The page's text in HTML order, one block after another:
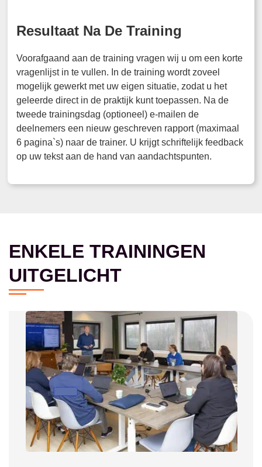
Resultaat Na De Training
Voorafgaand aan de training vragen wij u om een korte
vragenlijst in te vullen. In de training wordt zoveel
mogelijk gewerkt met uw eigen situatie, zodat u het
geleerde direct in de praktijk kunt toepassen. Na de
tweede trainingsdag (optioneel) e-mailen de
deelnemers een nieuw geschreven rapport (maximaal
6 pagina`s) naar de trainer. U krijgt schriftelijk feedback
op uw tekst aan de hand van aandachtspunten.
ENKELE TRAININGEN
UITGELICHT